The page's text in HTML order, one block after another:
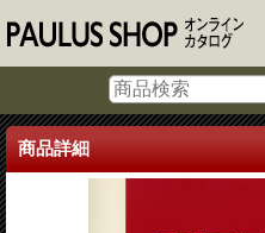
商品詳細